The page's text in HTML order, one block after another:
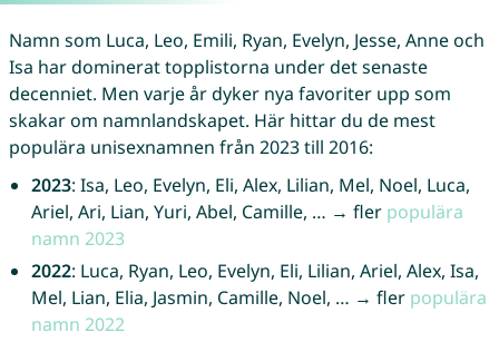
Namn som Luca, Leo, Emili, Ryan, Evelyn, Jesse, Anne och
Isa har dominerat topplistorna under det senaste
decenniet. Men varje år dyker nya favoriter upp som
skakar om namnlandskapet. Här hittar du de mest
populära unisexnamnen från 2023 till 2016:
2023: Isa, Leo, Evelyn, Eli, Alex, Lilian, Mel, Noel, Luca,
Ariel, Ari, Lian, Yuri, Abel, Camille, … → fler populära
namn 2023
2022: Luca, Ryan, Leo, Evelyn, Eli, Lilian, Ariel, Alex, Isa,
Mel, Lian, Elia, Jasmin, Camille, Noel, … → fler populära
namn 2022